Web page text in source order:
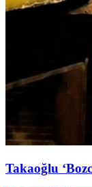
Takaoğlu